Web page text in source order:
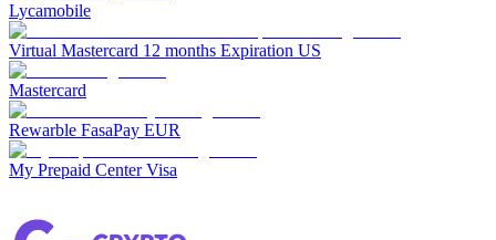
Lycamobile
Virtual Mastercard 12 months Expiration US
Mastercard
Rewarble FasaPay EUR
My Prepaid Center Visa